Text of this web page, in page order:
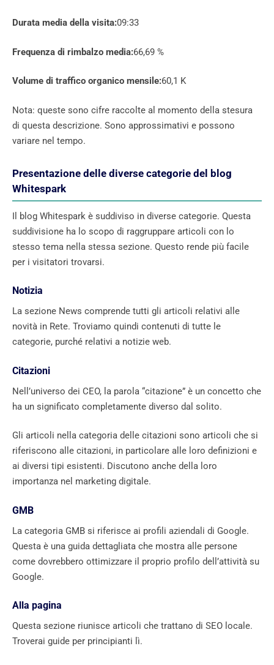
Durata media della visita:09:33
Frequenza di rimbalzo media:66,69 %
Volume di traffico organico mensile:60,1 K
Nota: queste sono cifre raccolte al momento della stesura
di questa descrizione. Sono approssimativi e possono
variare nel tempo.
Presentazione delle diverse categorie del blog
Whitespark
Il blog Whitespark è suddiviso in diverse categorie. Questa
suddivisione ha lo scopo di raggruppare articoli con lo
stesso tema nella stessa sezione. Questo rende più facile
per i visitatori trovarsi.
Notizia
La sezione News comprende tutti gli articoli relativi alle
novità in Rete. Troviamo quindi contenuti di tutte le
categorie, purché relativi a notizie web.
Citazioni
Nell’universo dei CEO, la parola “citazione” è un concetto che
ha un significato completamente diverso dal solito.
Gli articoli nella categoria delle citazioni sono articoli che si
riferiscono alle citazioni, in particolare alle loro definizioni e
ai diversi tipi esistenti. Discutono anche della loro
importanza nel marketing digitale.
GMB
La categoria GMB si riferisce ai profili aziendali di Google.
Questa è una guida dettagliata che mostra alle persone
come dovrebbero ottimizzare il proprio profilo dell’attività su
Google.
Alla pagina
Questa sezione riunisce articoli che trattano di SEO locale.
Troverai guide per principianti lì.